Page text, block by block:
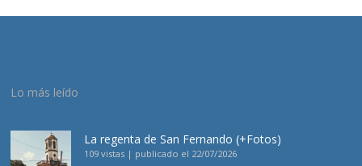
Lo más leído
La regenta de San Fernando (+Fotos)
109 vistas | publicado el 22/07/2026